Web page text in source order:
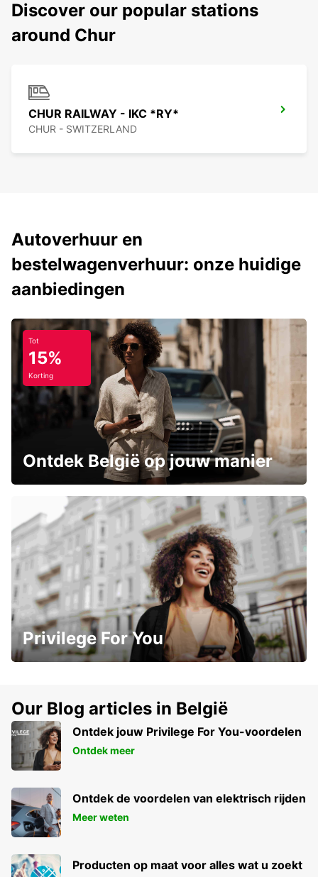
Discover our popular stations
around Chur
CHUR RAILWAY - IKC *RY*
CHUR - SWITZERLAND
Autoverhuur en
bestelwagenverhuur: onze huidige
aanbiedingen
Tot
15%
Korting
Ontdek België op jouw manier
Privilege For You
Our Blog articles in België
Ontdek jouw Privilege For You-voordelen
Ontdek meer
Ontdek de voordelen van elektrisch rijden
Meer weten
Producten op maat voor alles wat u zoekt